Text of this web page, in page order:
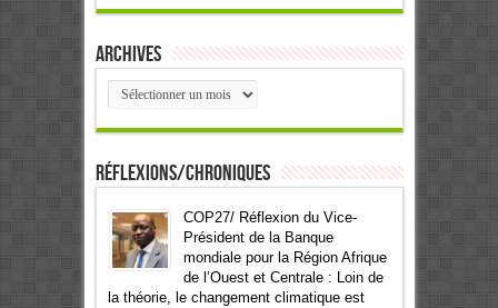
Archives
Archives
Réflexions/Chroniques
COP27/ Réflexion du Vice-
Président de la Banque
mondiale pour la Région Afrique
de l’Ouest et Centrale : Loin de
la théorie, le changement climatique est